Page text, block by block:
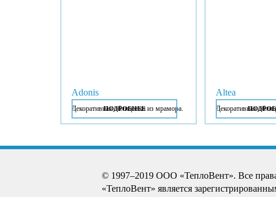
Adonis
Декоративная облицовка из мрамора.
ПОДРОБНЕЕ
Altea
Декоративная
© 1997–2019 ООО «ТеплоВент». Все
«ТеплоВент» является